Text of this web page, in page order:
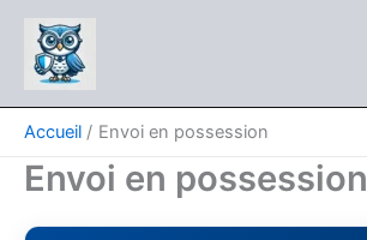
contenu
Accueil Envoi en possession
Envoi en possession